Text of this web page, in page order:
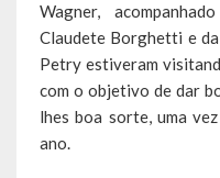
Ex-Administradores
Secretarias
Administração, Fazenda e
Desenvolvimento Econômico
Wagner,
Claudete Borghetti e
Petry estiveram
com o objetivo de dar
lhes boa sorte, uma
ano.